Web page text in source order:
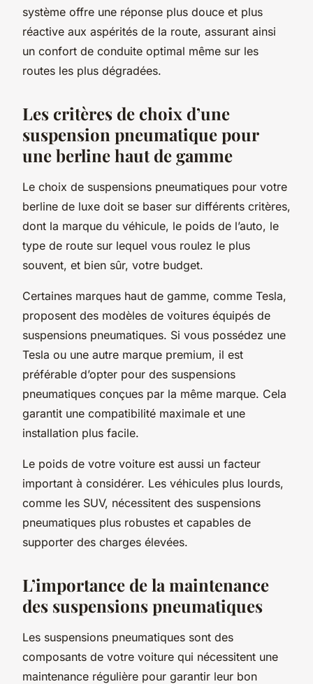
système offre une réponse plus douce et plus
réactive aux aspérités de la route, assurant ainsi
un confort de conduite optimal même sur les
routes les plus dégradées.
Les critères de choix d’une
suspension pneumatique pour
une berline haut de gamme
Le choix de suspensions pneumatiques pour votre
berline de luxe doit se baser sur différents critères,
dont la marque du véhicule, le poids de l’auto, le
type de route sur lequel vous roulez le plus
souvent, et bien sûr, votre budget.
Certaines marques haut de gamme, comme Tesla,
proposent des modèles de voitures équipés de
suspensions pneumatiques. Si vous possédez une
Tesla ou une autre marque premium, il est
préférable d’opter pour des suspensions
pneumatiques conçues par la même marque. Cela
garantit une compatibilité maximale et une
installation plus facile.
Le poids de votre voiture est aussi un facteur
important à considérer. Les véhicules plus lourds,
comme les SUV, nécessitent des suspensions
pneumatiques plus robustes et capables de
supporter des charges élevées.
L’importance de la maintenance
des suspensions pneumatiques
Les suspensions pneumatiques sont des
composants de votre voiture qui nécessitent une
maintenance régulière pour garantir leur bon